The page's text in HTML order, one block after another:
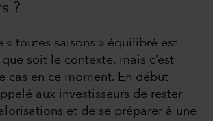
?
« toutes saisons » équilibré est
soit le contexte, mais c’est
cas en ce moment. En début
aux investisseurs de rester
et de se préparer à une